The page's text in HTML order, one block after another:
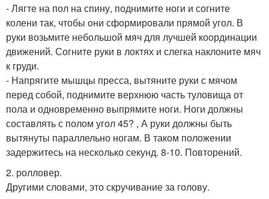
- Лягте на пол на спину, поднимите ноги и согните
колени так, чтобы они сформировали прямой угол. В
руки возьмите небольшой мяч для лучшей координации
движений. Согните руки в локтях и слегка наклоните мяч
к груди.
- Напрягите мышцы пресса, вытяните руки с мячом
перед собой, поднимите верхнюю часть туловища от
пола и одновременно выпрямите ноги. Ноги должны
составлять с полом угол 45? , А руки должны быть
вытянуты параллельно ногам. В таком положении
задержитесь на несколько секунд. 8-10. Повторений.
2. ролловер.
Другими словами, это скручивание за голову.